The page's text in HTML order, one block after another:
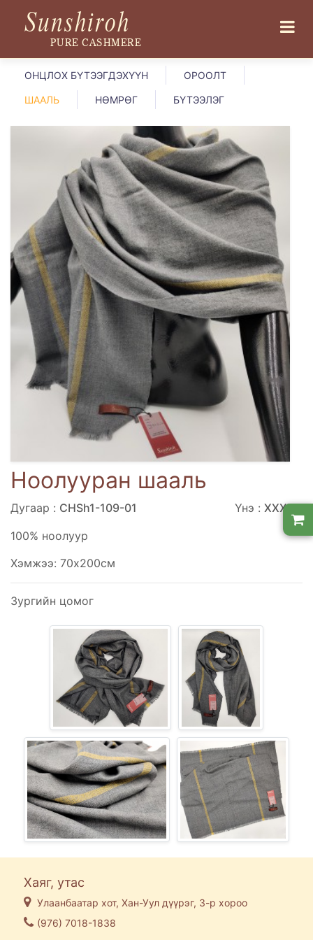
Sunshiroh
PURE CASHMERE
ОНЦЛОХ БҮТЭЭГДЭХҮҮН ОРООЛТ
ШААЛЬ НӨМРӨГ БҮТЭЭЛЭГ
Ноолууран шааль
Дугаар : CHSh1-109-01 Үнэ : ХХХХХ
100% ноолуур
Хэмжээ: 70x200см
Зургийн цомог
Хаяг, утас
Улаанбаатар хот, Хан-Уул дүүрэг, 3-р хороо
(976) 7018-1838